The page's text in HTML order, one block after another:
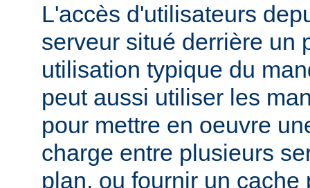
L'accès d'utilisateurs
serveur situé derrière un
utilisation typique du
peut aussi utiliser les
pour mettre en oeuvre
charge entre plusieurs
plan, ou fournir un cache